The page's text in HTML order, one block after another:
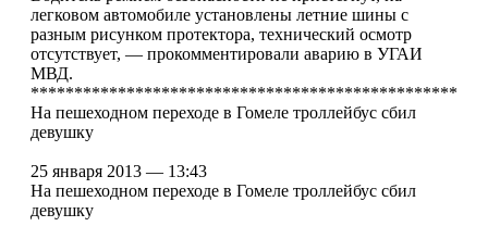
легковом автомобиле установлены летние шины с
разным рисунком протектора, технический осмотр
отсутствует, — прокомментировали аварию в УГАИ
МВД.
*************************************************
На пешеходном переходе в Гомеле троллейбус сбил
девушку
25 января 2013 — 13:43
На пешеходном переходе в Гомеле троллейбус сбил
девушку